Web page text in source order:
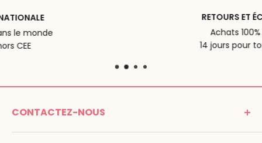
RETOURS ET ÉCHANGES
14 jours pour tout retour
CONTACTEZ-NOUS
MONTESSORI SPIRIT